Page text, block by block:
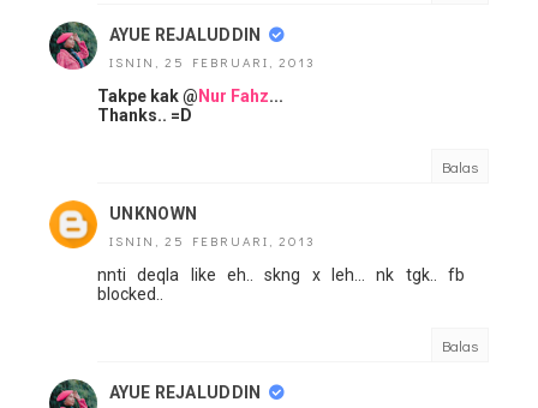
AYUE REJALUDDIN
ISNIN, 25 FEBRUARI, 2013
Takpe kak @ Nur Fahz...
Thanks.. =D
Balas
UNKNOWN
ISNIN, 25 FEBRUARI, 2013
nnti deqla like eh.. skng x leh... nk tgk.. fb
blocked..
Balas
AYUE REJALUDDIN